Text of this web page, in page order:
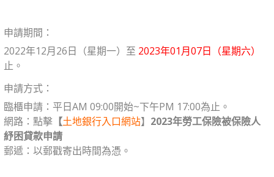
申請期間：
2022年12月26日（星期一）至 2023年01月07日（星期六）
止。
申請方式：
臨櫃申請：平日AM 09:00開始~下午PM 17:00為止。
網路：點擊 【土地銀行入口網站】 2023年勞工保險被保險人
紓困貸款申請
郵遞：以郵戳寄出時間為憑。